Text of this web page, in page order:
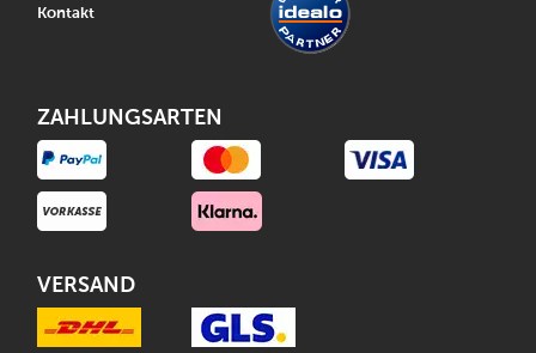
Kontakt
ZAHLUNGSARTEN
VERSAND